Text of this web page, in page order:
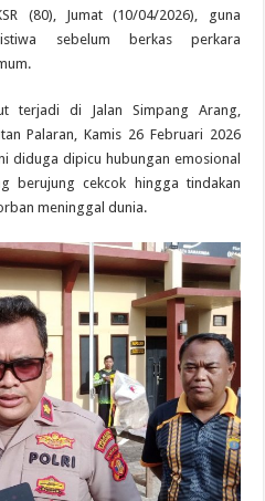
(80), Jumat (10/04/2026), guna
sebelum berkas perkara
terjadi di Jalan Simpang Arang,
Palaran, Kamis 26 Februari 2026
diduga dipicu hubungan emosional
berujung cekcok hingga tindakan
meninggal dunia.